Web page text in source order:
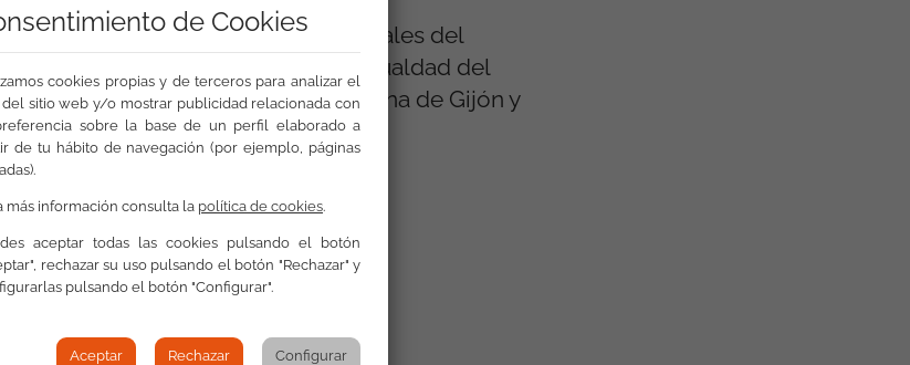
del área de Servicios Sociales del
de Asturias, del Área de Igualdad del
Gitanas como la Asociación Gitana de Gijón y
de Cookies
cookies propias y de terceros para analizar el
del sitio web y/o mostrar publicidad relacionada con
sobre la base de un perfil elaborado a
de tu hábito de navegación (por ejemplo, páginas
más información consulta la política de cookies.
aceptar todas las cookies pulsando el botón
rechazar su uso pulsando el botón "Rechazar" y
pulsando el botón "Configurar".
Aceptar Rechazar Configurar